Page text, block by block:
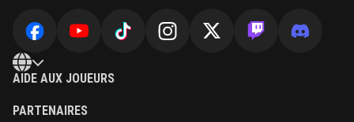
AIDE AUX JOUEURS
PARTENAIRES